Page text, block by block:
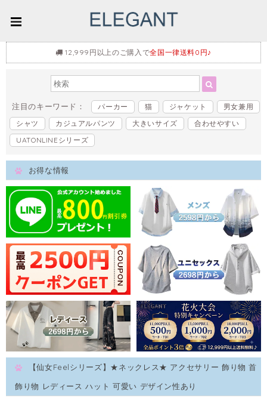
12,999円以上のご購入で全国一律送料0円♪
注目のキーワード： パーカー 猫 ジャケット
男女兼用
シャツ
カジュアルパンツ 大きいサイズ
合わせやすい
UATONLINEシリーズ
お得な情報
【仙女Feelシリーズ】★ネックレス★ アクセサリー 飾り物 首
飾り物 レディース ハット 可愛い デザイン性あり